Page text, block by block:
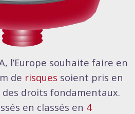
l’Europe souhaite faire en
de risques soient pris en
droits fondamentaux.
en classés en 4